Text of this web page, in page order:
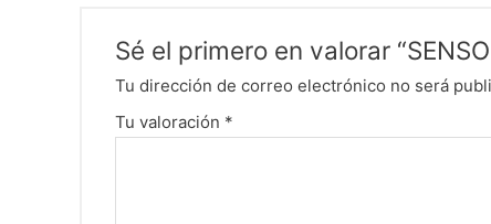
Sé el primero en valorar
Tu dirección de correo electrónico no será
Tu valoración *